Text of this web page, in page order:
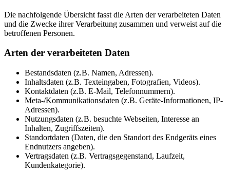
Die nachfolgende Übersicht fasst die Arten der verarbeiteten Daten
und die Zwecke ihrer Verarbeitung zusammen und verweist auf die
betroffenen Personen.
Arten der verarbeiteten Daten
Bestandsdaten (z.B. Namen, Adressen).
Inhaltsdaten (z.B. Texteingaben, Fotografien, Videos).
Kontaktdaten (z.B. E-Mail, Telefonnummern).
Meta-/Kommunikationsdaten (z.B. Geräte-Informationen, IP-
Adressen).
Nutzungsdaten (z.B. besuchte Webseiten, Interesse an
Inhalten, Zugriffszeiten).
Standortdaten (Daten, die den Standort des Endgeräts eines
Endnutzers angeben).
Vertragsdaten (z.B. Vertragsgegenstand, Laufzeit,
Kundenkategorie).